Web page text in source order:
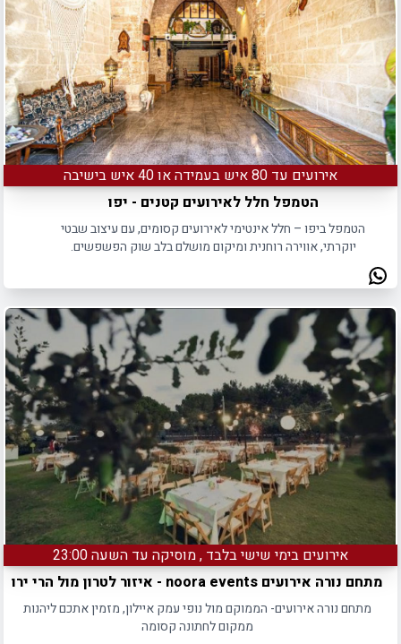
אירועים עד 80 איש בעמידה או 40 איש בישיבה
הטמפל חלל לאירועים קטנים - יפו
הטמפל ביפו – חלל אינטימי לאירועים קסומים, עם עיצוב שבטי
יוקרתי, אווירה רוחנית ומיקום מושלם בלב שוק הפשפשים.
אירועים בימי שישי בלבד , מוסיקה עד השעה 23:00
מתחם נורה אירועים noora events - איזור לטרון מול הרי ירושלים
מתחם נורה אירועים- הממוקם מול נופי עמק איילון, מזמין אתכם ליהנות
ממקום לחתונה קסומה